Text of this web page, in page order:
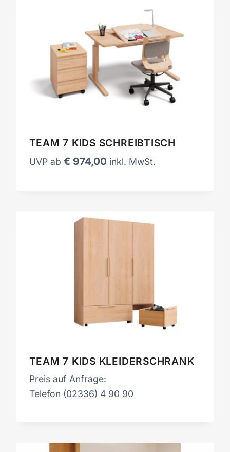
TEAM 7 KIDS SCHREIBTISCH
UVP ab € 974,00 inkl. MwSt.
TEAM 7 KIDS KLEIDERSCHRANK
Preis auf Anfrage:
Telefon (02336) 4 90 90